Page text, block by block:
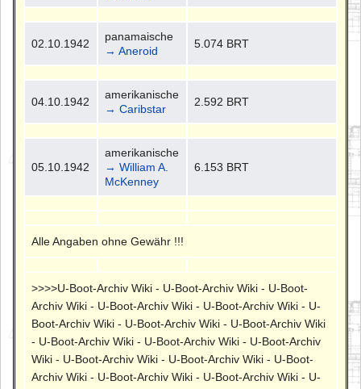
02.10.1942
panamaische
→ Aneroid
5.074 BRT
04.10.1942
amerikanische
→ Caribstar
2.592 BRT
05.10.1942
amerikanische
→ William A.
McKenney
6.153 BRT
Alle Angaben ohne Gewähr !!!
>>>>U-Boot-Archiv Wiki - U-Boot-Archiv Wiki - U-Boot-
Archiv Wiki - U-Boot-Archiv Wiki - U-Boot-Archiv Wiki - U-
Boot-Archiv Wiki - U-Boot-Archiv Wiki - U-Boot-Archiv Wiki
- U-Boot-Archiv Wiki - U-Boot-Archiv Wiki - U-Boot-Archiv
Wiki - U-Boot-Archiv Wiki - U-Boot-Archiv Wiki - U-Boot-
Archiv Wiki - U-Boot-Archiv Wiki - U-Boot-Archiv Wiki - U-